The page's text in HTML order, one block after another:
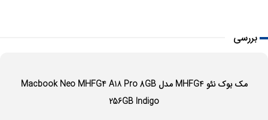
بررسی
مک بوک نئو MHFG4 مدل Macbook Neo MHFG4 A18 Pro8GB
256GB Indigo